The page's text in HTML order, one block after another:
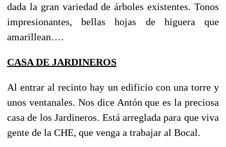
dada la gran variedad de árboles existentes. Tonos
impresionantes, bellas hojas de higuera que
amarillean….
CASA DE JARDINEROS
Al entrar al recinto hay un edificio con una torre y
unos ventanales. Nos dice Antón que es la preciosa
casa de los Jardineros. Está arreglada para que viva
gente de la CHE, que venga a trabajar al Bocal.